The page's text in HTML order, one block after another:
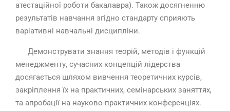
атестаційної роботи бакалавра). Також досягненню
результатів навчання згідно стандарту сприяють
варіативні навчальні дисципліни.
Демонструвати знання теорій, методів і функцій
менеджменту, сучасних концепцій лідерства
досягається шляхом вивчення теоретичних курсів,
закріплення їх на практичних, семінарських заняттях,
та апробації на науково-практичних конференціях.